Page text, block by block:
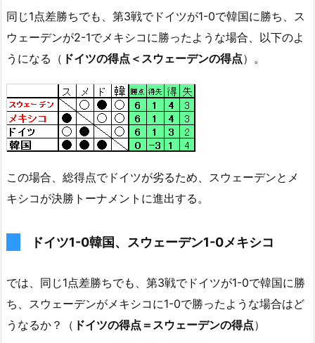
同じ1点差勝ちでも、第3戦でドイツが1-0で韓国に勝ち、ス
ウェーデンが2-1でメキシコに勝ったような場合、以下のよ
うになる（ ドイツの得点＜スウェーデンの得点）。
この場合、総得点でドイツが劣るため、スウェーデンとメ
キシコが決勝トーナメントに進出する。
ドイツ1-0韓国、スウェーデン1-0メキシコ
では、同じ1点差勝ちでも、第3戦でドイツが1-0で韓国に勝
ち、スウェーデンがメキシコに1-0で勝ったような場合はど
うなるか？（ ドイツの得点＝スウェーデンの得点）